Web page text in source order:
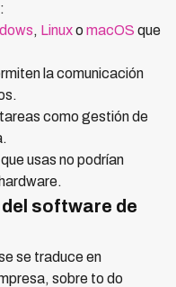
, Linuxo macOS que
la comunicación
como gestión de
usas no podrían
software de
se traduce en
sobre to do